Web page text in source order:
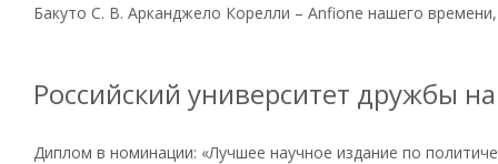
Бакуто С. В. Арканджело Корелли – Anfione нашего
Российский университет дружбы
Диплом в номинации: «Лучшее научное издание по